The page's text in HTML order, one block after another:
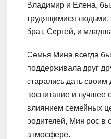
Владимир и Елена,
трудящимися людьми.
брат, Сергей, и
Семья Мина всегда
поддерживала друг
старались дать своим
воспитание и лучшее
влиянием семейных
родителей, Мин рос в
атмосфере.